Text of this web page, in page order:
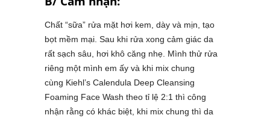
Chất “sữa” rửa mặt hơi kem, dày và mịn, tạo
bọt mềm mại. Sau khi rửa xong cảm giác da
rất sạch sâu, hơi khô căng nhẹ. Mình thử rửa
riêng một mình em ấy và khi mix chung
cùng Kiehl’s Calendula Deep Cleansing
Foaming Face Wash theo tỉ lệ 2:1 thì công
nhận rằng có khác biệt, khi mix chung thì da